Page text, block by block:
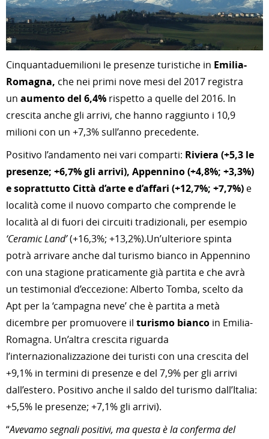
Cinquantaduemilioni le presenze turistiche in Emilia-
Romagna, che nei primi nove mesi del 2017 registra
un aumento del 6,4% rispetto a quelle del 2016. In
crescita anche gli arrivi, che hanno raggiunto i 10,9
milioni con un +7,3% sull’anno precedente.
Positivo l’andamento nei vari comparti: Riviera (+5,3 le
presenze; +6,7% gli arrivi), Appennino (+4,8%; +3,3%)
e soprattutto Città d’arte e d’affari (+12,7%; +7,7%) e
località come il nuovo comparto che comprende le
località al di fuori dei circuiti tradizionali, per esempio
‘Ceramic Land’(+16,3%; +13,2%).Un’ulteriore spinta
potrà arrivare anche dal turismo bianco in Appennino
con una stagione praticamente già partita e che avrà
un testimonial d’eccezione: Alberto Tomba, scelto da
Apt per la ‘campagna neve’ che è partita a metà
dicembre per promuovere il turismo bianco in Emilia-
Romagna. Un’altra crescita riguarda
l’internazionalizzazione dei turisti con una crescita del
+9,1% in termini di presenze e del 7,9% per gli arrivi
dall’estero. Positivo anche il saldo del turismo dall’Italia:
+5,5% le presenze; +7,1% gli arrivi).
“Avevamo segnali positivi, ma questa è la conferma del